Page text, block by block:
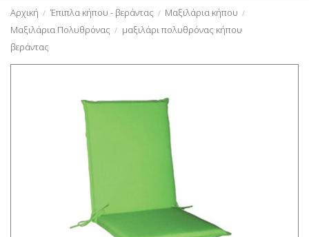
Αρχική Έπιπλα κήπου - βεράντας
Μαξιλάρια κήπου
Μαξιλάρια Πολυθρόνας
μαξιλάρι πολυθρόνας κήπου
βεράντας